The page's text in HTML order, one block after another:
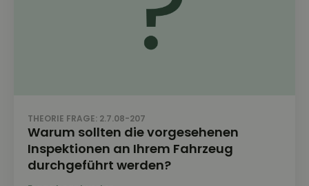
THEORIE FRAGE: 2.7.08-207
Warum sollten die vorgesehenen
Inspektionen an Ihrem Fahrzeug
durchgeführt werden?